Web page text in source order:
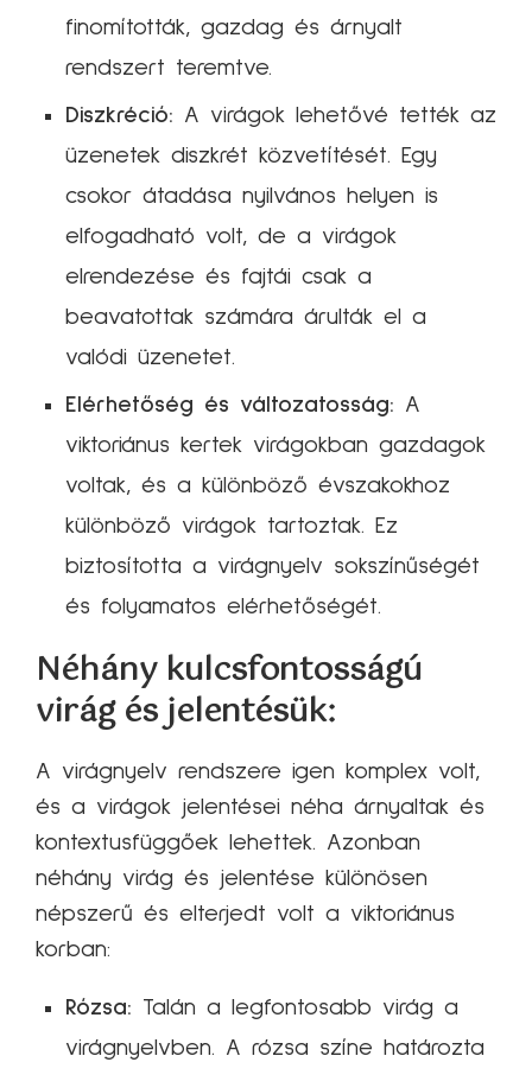
finomították, gazdag és árnyalt
rendszert teremtve.
Diszkréció: A virágok lehetővé tették az
üzenetek diszkrét közvetítését. Egy
csokor átadása nyilvános helyen is
elfogadható volt, de a virágok
elrendezése és fajtái csak a
beavatottak számára árulták el a
valódi üzenetet.
Elérhetőség és változatosság: A
viktoriánus kertek virágokban gazdagok
voltak, és a különböző évszakokhoz
különböző virágok tartoztak. Ez
biztosította a virágnyelv sokszínűségét
és folyamatos elérhetőségét.
Néhány kulcsfontosságú
virág és jelentésük:
A virágnyelv rendszere igen komplex volt,
és a virágok jelentései néha árnyaltak és
kontextusfüggőek lehettek. Azonban
néhány virág és jelentése különösen
népszerű és elterjedt volt a viktoriánus
korban:
Rózsa: Talán a legfontosabb virág a
virágnyelvben. A rózsa színe határozta